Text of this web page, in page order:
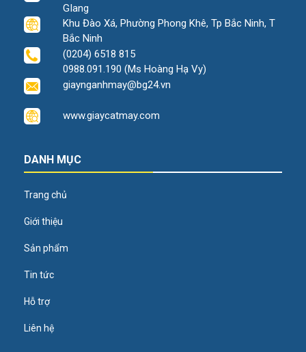
GIang
Khu Đào Xá, Phường Phong Khê, Tp Bắc Ninh, T
Bắc Ninh
(0204) 6518 815
0988.091.190 (Ms Hoàng Hạ Vy)
giaynganhmay@bg24.vn
www.giaycatmay.com
DANH MỤC
Trang chủ
Giới thiệu
Sản phẩm
Tin tức
Hỗ trợ
Liên hệ